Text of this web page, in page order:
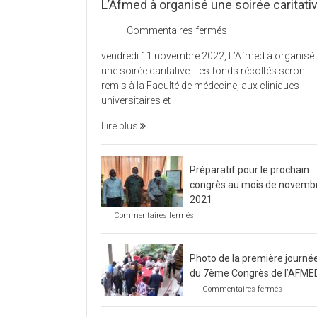
L’Afmed à organisé une soirée
Commentaires fermés
à
organisé
une
vendredi 11 novembre 2022, L’Afmed à organisé
une soirée caritative. Les fonds récoltés seront
remis à la Faculté de médecine, aux cliniques
universitaires et
Lire plus
Préparatif pour le prochain
congrès au mois de
2021
Commentaires fermés
prochain
congrès
mois
de
Photo de la première
du 7ème Congrès de
Commentaires fermés